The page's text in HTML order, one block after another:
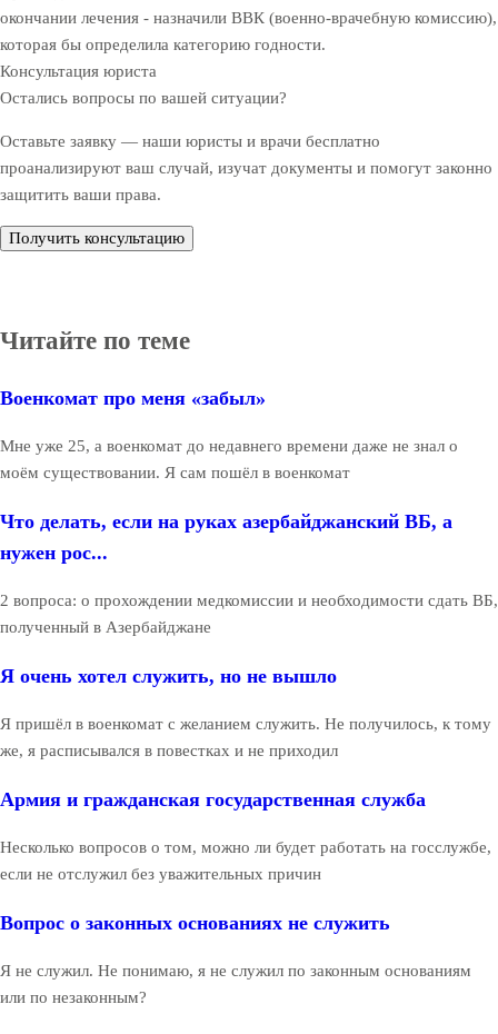
окончании лечения - назначили ВВК (военно-врачебную комиссию),
которая бы определила категорию годности.
Консультация юриста
Остались вопросы по вашей ситуации?
Оставьте заявку — наши юристы и врачи бесплатно
проанализируют ваш случай, изучат документы и помогут законно
защитить ваши права.
Получить консультацию
Читайте по теме
Военкомат про меня «забыл»
Мне уже 25, а военкомат до недавнего времени даже не знал о
моём существовании. Я сам пошёл в военкомат
Что делать, если на руках азербайджанский ВБ, а
нужен рос...
2 вопроса: о прохождении медкомиссии и необходимости сдать ВБ,
полученный в Азербайджане
Я очень хотел служить, но не вышло
Я пришёл в военкомат с желанием служить. Не получилось, к тому
же, я расписывался в повестках и не приходил
Армия и гражданская государственная служба
Несколько вопросов о том, можно ли будет работать на госслужбе,
если не отслужил без уважительных причин
Вопрос о законных основаниях не служить
Я не служил. Не понимаю, я не служил по законным основаниям
или по незаконным?